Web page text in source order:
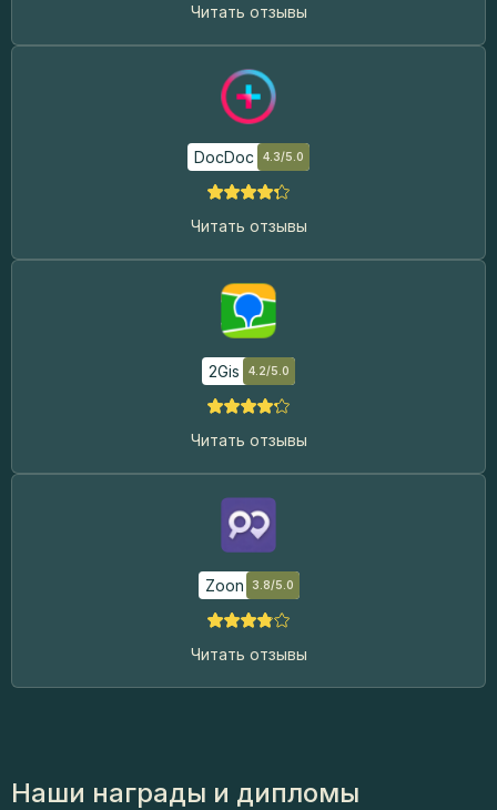
Читать отзывы
DocDoc 4.3/5.0
Читать отзывы
2Gis 4.2/5.0
Читать отзывы
Zoon 3.8/5.0
Читать отзывы
Наши награды и дипломы